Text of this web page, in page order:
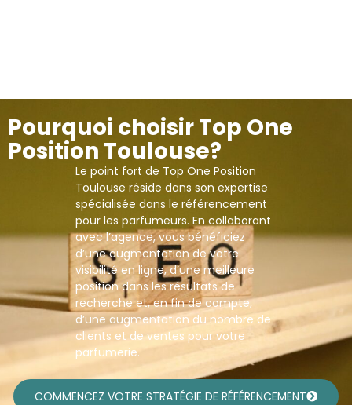
Pourquoi choisir Top One
Position Toulouse?
Le point fort de Top One Position
Toulouse réside dans son expertise
spécialisée dans le référencement
pour les parfumeurs. En collaborant
avec l’agence, vous bénéficiez
d’une augmentation de votre
visibilité en ligne, d’une meilleure
position dans les résultats de
recherche et, en fin de compte,
d’une augmentation du nombre de
clients et de ventes pour votre
parfumerie.
COMMENCEZ VOTRE STRATÉGIE DE RÉFÉRENCEMENT